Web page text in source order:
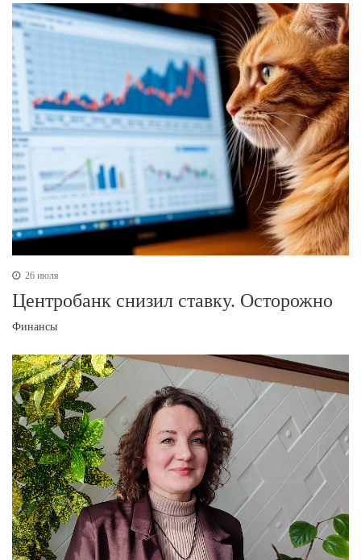
26 июля
Центробанк снизил ставку. Осторожно
Финансы